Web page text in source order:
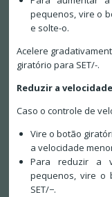
pequenos, vire o
e solte-o.
Acelere
giratório para SET/-.
Reduzir a velocidade
Caso o controle de
Vire o botão
a velocidade
Para reduzir a
pequenos, vire o
SET/−.